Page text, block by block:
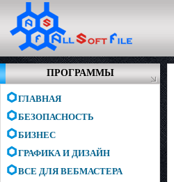
ПРОГРАММЫ
ГЛАВНАЯ
БЕЗОПАСНОСТЬ
БИЗНЕС
ГРАФИКА И ДИЗАЙН
ВСЕ ДЛЯ ВЕБМАСТЕРА